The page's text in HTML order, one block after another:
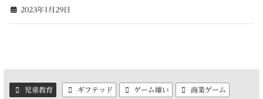
2023年1月29日
児童教育 ギフテッド ゲーム嫌い 商業ゲーム